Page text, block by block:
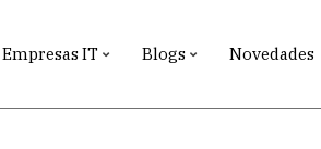
Empresas IT Blogs Novedades